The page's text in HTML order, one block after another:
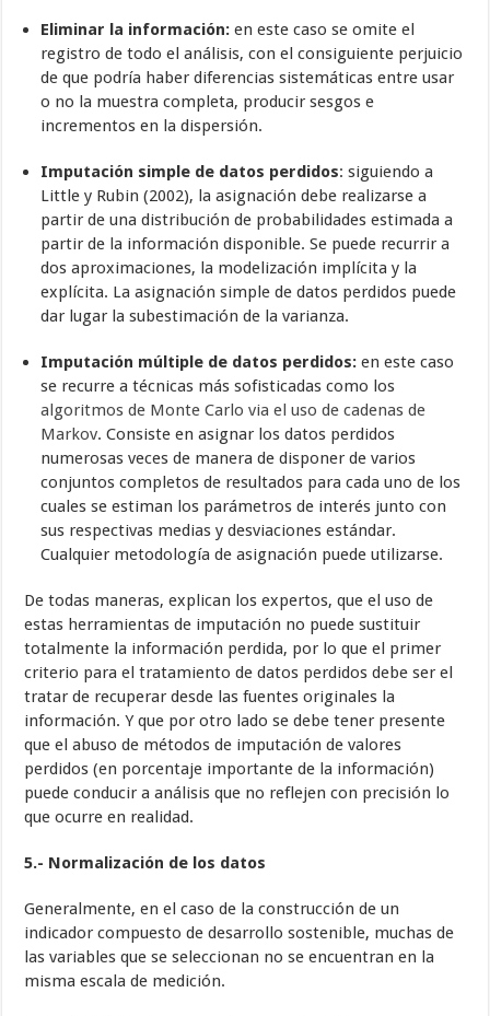
Eliminar la información: en este caso se omite el
registro de todo el análisis, con el consiguiente perjuicio
de que podría haber diferencias sistemáticas entre usar
o no la muestra completa, producir sesgos e
incrementos en la dispersión.
Imputación simple de datos perdidos: siguiendo a
Little y Rubin (2002), la asignación debe realizarse a
partir de una distribución de probabilidades estimada a
partir de la información disponible. Se puede recurrir a
dos aproximaciones, la modelización implícita y la
explícita. La asignación simple de datos perdidos puede
dar lugar la subestimación de la varianza.
Imputación múltiple de datos perdidos: en este caso
se recurre a técnicas más sofisticadas como los
algoritmos de Monte Carlo via el uso de cadenas de
Markov. Consiste en asignar los datos perdidos
numerosas veces de manera de disponer de varios
conjuntos completos de resultados para cada uno de los
cuales se estiman los parámetros de interés junto con
sus respectivas medias y desviaciones estándar.
Cualquier metodología de asignación puede utilizarse.
De todas maneras, explican los expertos, que el uso de
estas herramientas de imputación no puede sustituir
totalmente la información perdida, por lo que el primer
criterio para el tratamiento de datos perdidos debe ser el
tratar de recuperar desde las fuentes originales la
información. Y que por otro lado se debe tener presente
que el abuso de métodos de imputación de valores
perdidos (en porcentaje importante de la información)
puede conducir a análisis que no reflejen con precisión lo
que ocurre en realidad.
5.- Normalización de los datos
Generalmente, en el caso de la construcción de un
indicador compuesto de desarrollo sostenible, muchas de
las variables que se seleccionan no se encuentran en la
misma escala de medición.